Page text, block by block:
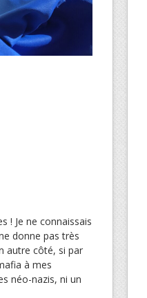
! Je ne connaissais
donne pas très
autre côté, si par
à mes
néo-nazis, ni un